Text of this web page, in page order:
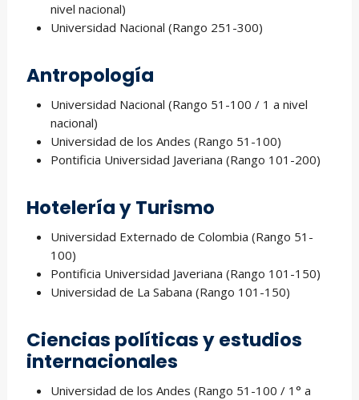
nivel nacional)
Universidad Nacional (Rango 251-300)
Antropología
Universidad Nacional (Rango 51-100 / 1 a nivel
nacional)
Universidad de los Andes (Rango 51-100)
Pontificia Universidad Javeriana (Rango 101-200)
Hotelería y Turismo
Universidad Externado de Colombia (Rango 51-
100)
Pontificia Universidad Javeriana (Rango 101-150)
Universidad de La Sabana (Rango 101-150)
Ciencias políticas y estudios
internacionales
Universidad de los Andes (Rango 51-100 / 1° a